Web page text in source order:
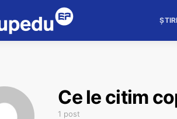
ȘTIRI
Ce le citim
1 post